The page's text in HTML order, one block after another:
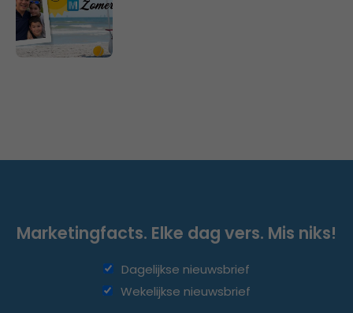
Marketingfacts. Elke dag vers. Mis niks!
Dagelijkse nieuwsbrief
Wekelijkse nieuwsbrief